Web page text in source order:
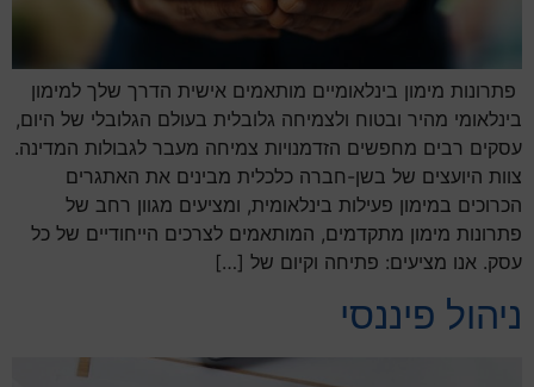
פתרונות מימון בינלאומיים מותאמים אישית הדרך שלך למימון
בינלאומי מהיר ובטוח ולצמיחה גלובלית בעולם הגלובלי של היום,
עסקים רבים מחפשים הזדמנויות צמיחה מעבר לגבולות המדינה.
צוות היועצים של בשן-חברה כלכלית מבינים את האתגרים
הכרוכים במימון פעילות בינלאומית, ומציעים מגוון רחב של
פתרונות מימון מתקדמים, המותאמים לצרכים הייחודיים של כל
עסק. אנו מציעים: פתיחה וקיום של […]
ניהול פיננסי